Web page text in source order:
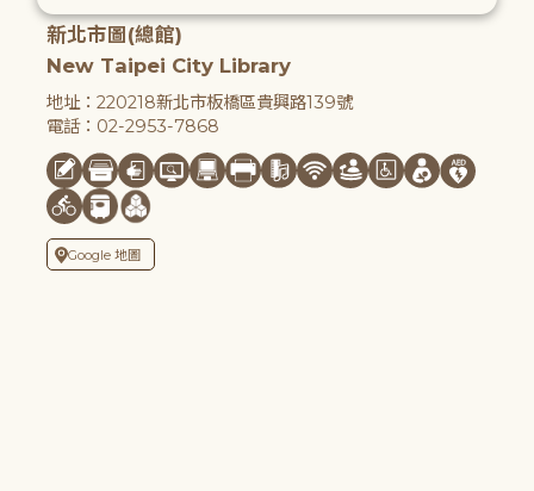
新北市圖(總館)
New Taipei City Library
地址：220218新北市板橋區貴興路139號
電話：02-2953-7868
Google 地圖